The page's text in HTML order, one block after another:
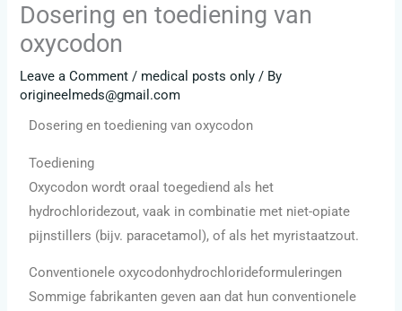
Dosering en toediening van
oxycodon
Leave a Comment / medical posts only / By
origineelmeds@gmail.com
Dosering en toediening van oxycodon
Toediening
Oxycodon wordt oraal toegediend als het
hydrochloridezout, vaak in combinatie met niet-opiate
pijnstillers (bijv. paracetamol), of als het myristaatzout.
Conventionele oxycodonhydrochlorideformuleringen
Sommige fabrikanten geven aan dat hun conventionele